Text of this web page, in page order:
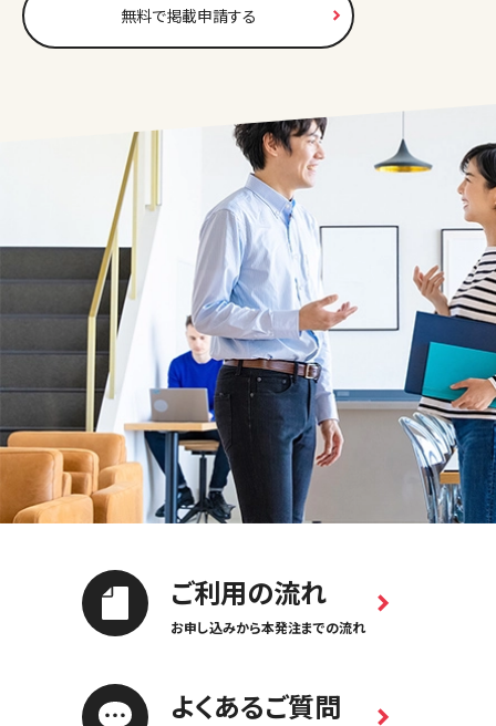
無料で掲載申請する
ご利用の流れ
お申し込みから本発注までの流れ
よくあるご質問